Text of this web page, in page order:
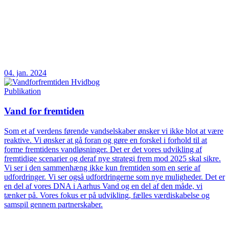
04. jan. 2024
Publikation
Vand for fremtiden
Som et af verdens førende vandselskaber ønsker vi ikke blot at være
reaktive. Vi ønsker at gå foran og gøre en forskel i forhold til at
forme fremtidens vandløsninger. Det er det vores udvikling af
fremtidige scenarier og deraf nye strategi frem mod 2025 skal sikre.
Vi ser i den sammenhæng ikke kun fremtiden som en serie af
udfordringer. Vi ser også udfordringerne som nye muligheder. Det er
en del af vores DNA i Aarhus Vand og en del af den måde, vi
tænker på. Vores fokus er på udvikling, fælles værdiskabelse og
samspil gennem partnerskaber.